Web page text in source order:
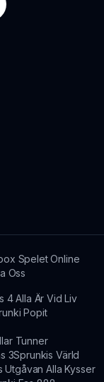
Spelet Online
Oss
4 Alla Är Vid Liv
Popit
Tunner
3Sprunkis Värld
Utgåvan Alla Kysser